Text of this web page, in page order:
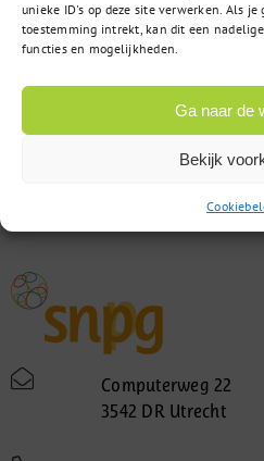
unieke ID's op deze site verwerken. Als
toestemming intrekt, kan dit een
functies en mogelijkheden.
Ga naar de
Bekijk
Computerweg 22
3542 DR Utrecht